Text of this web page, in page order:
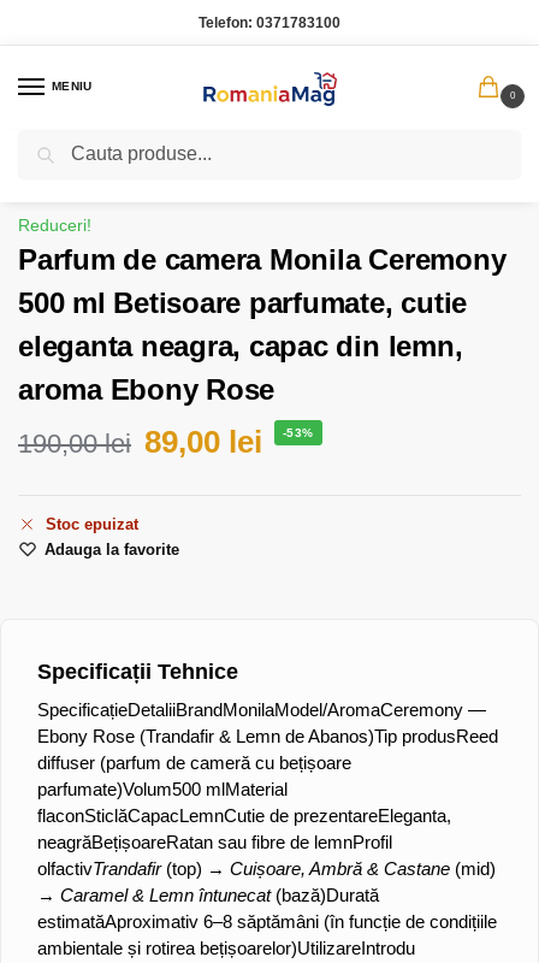
Telefon: 0371783100
MENIU
0
Prima pagină / Casa Gradina
Reduceri!
Parfum de camera Monila Ceremony
500 ml Betisoare parfumate, cutie
eleganta neagra, capac din lemn,
aroma Ebony Rose
190,00lei 89,00 lei -53%
Stoc epuizat
Adauga la favorite
Specificații Tehnice
SpecificațieDetaliiBrandMonilaModel/AromaCeremony —
Ebony Rose (Trandafir & Lemn de Abanos)Tip produsReed
diffuser (parfum de cameră cu bețișoare
parfumate)Volum500 mlMaterial
flaconSticlăCapacLemnCutie de prezentareEleganta,
neagrăBețișoareRatan sau fibre de lemnProfil
olfactivTrandafir(top) → Cuișoare, Ambră & Castane (mid)
→ Caramel & Lemn întunecat(bază)Durată
estimatăAproximativ 6–8 săptămâni (în funcție de condițiile
ambientale și rotirea bețișoarelor)UtilizareIntrodu